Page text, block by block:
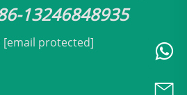
13246848935
[email protected]